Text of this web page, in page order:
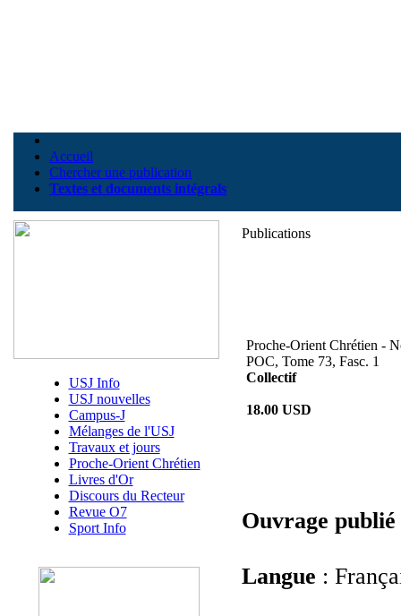
Accueil
Chercher une publication
Textes et documents intégrals
USJ Info
USJ nouvelles
Campus-J
Mélanges de l'USJ
Travaux et jours
Proche-Orient Chrétien
Livres d'Or
Discours du Recteur
Revue O7
Sport Info
Publications
Proche-Orient Chrétien -
POC, Tome 73, Fasc. 1
Collectif
18.00 USD
Ouvrage publié
Langue :